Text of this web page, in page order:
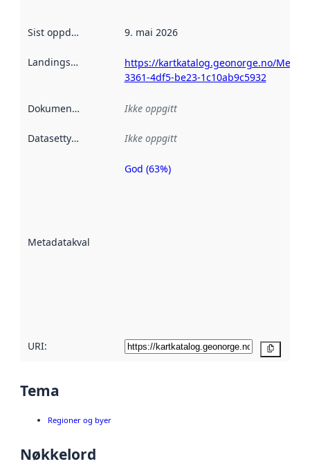
Sist oppdatert 9. mai 2026
Landingsside
https://kartkatalog.geonorge.no/
3361-4df5-be23-1c10ab9c5932
Dokumentasjon Ikke oppgitt
Datasettype Ikke oppgitt
Metadatakvalitet
Metadatakvalitet
God (63%)
URI:
Tema
Regioner og byer
Nøkkelord